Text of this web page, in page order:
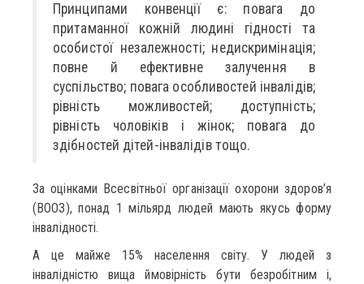
Принципами конвенції є: повага до
притаманної кожній людині гідності та
особистої незалежності; недискримінація;
повне й ефективне залучення в
суспільство; повага особливостей інвалідів;
рівність можливостей; доступність;
рівність чоловіків і жінок; повага до
здібностей дітей-інвалідів тощо.
За оцінками Всесвітньої організації охорони здоров’я
(ВООЗ), понад 1 мільярд людей мають якусь форму
інвалідності.
А це майже 15% населення світу. У людей з
інвалідністю вища ймовірність бути безробітним і,